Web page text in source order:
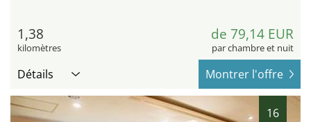
1,38
kilomètres
de 79,14 EUR
par chambre et nuit
Détails Montrer l'offre
16